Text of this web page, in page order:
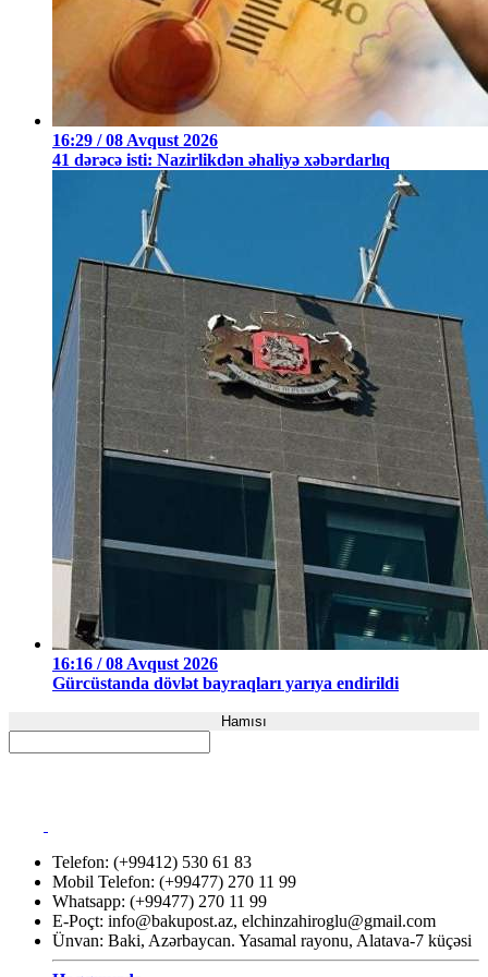
16:29 / 08 Avqust 2026
41 dərəcə isti: Nazirlikdən əhaliyə xəbərdarlıq
16:16 / 08 Avqust 2026
Gürcüstanda dövlət bayraqları yarıya endirildi
Hamısı
Telefon: (+99412) 530 61 83
Mobil Telefon: (+99477) 270 11 99
Whatsapp: (+99477) 270 11 99
E-Poçt: info@bakupost.az, elchinzahiroglu@gmail.com
Ünvan: Baki, Azərbaycan. Yasamal rayonu, Alatava-7 küçəsi